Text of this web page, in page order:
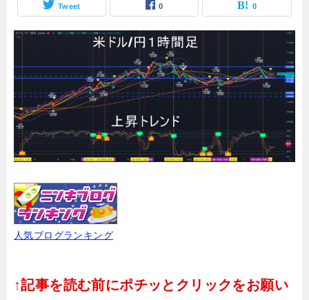
Tweet 0 0
人気ブログランキング
↑記事を読む前にポチッとクリックをお願い